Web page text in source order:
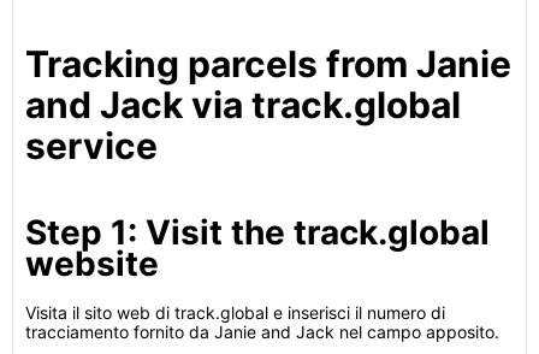
Tracking parcels from Janie
and Jack via track.global
service
Step 1: Visit the track.global
website
Visita il sito web di track.global e inserisci il numero di
tracciamento fornito da Janie and Jack nel campo apposito.